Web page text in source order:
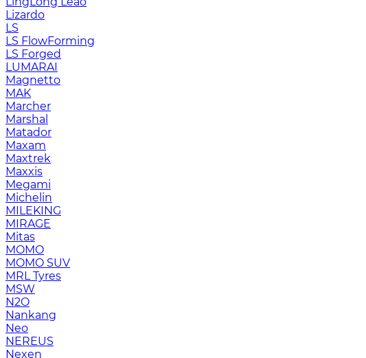
Lizardo
LS
LS FlowForming
LS Forged
LUMARAI
Magnetto
MAK
Marcher
Marshal
Matador
Maxam
Maxtrek
Maxxis
Megami
Michelin
MILEKING
MIRAGE
Mitas
MOMO
MOMO SUV
MRL Tyres
MSW
N2O
Nankang
Neo
NEREUS
Nexen